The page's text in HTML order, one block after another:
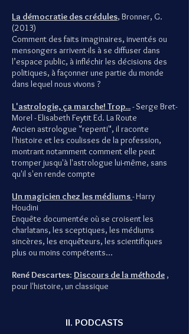
La démocratie des crédules, Bronner, G.
(2013)
Comment des faits imaginaires, inventés ou
mensongers arrivent-ils à se diffuser dans
l’espace public, à infléchir les décisions des
politiques, à façonner une partie du monde
dans lequel nous vivons ?
L'astrologie, ça marche! Trop...- Serge Bret-
Morel - Elisabeth Feytit Ed. La Route
Ancien astrologue "repenti", il raconte
l'histoire et les coulisses de la profession,
montrant notamment comment elle peut
tromper jusqu'à l'astrologue lui-même, sans
qu'il s'en rende compte
Un magicien chez les médiums- Harry
Houdini
Enquête documentée où se croisent les
charlatans, les sceptiques, les médiums
sincères, les enquêteurs, les scientifiques
plus ou moins compétents...
René Descartes: Discours de la méthode ,
pour l'histoire, un classique
II. PODCASTS